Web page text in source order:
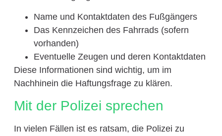
Name und Kontaktdaten des Fußgängers
Das Kennzeichen des Fahrrads (sofern
vorhanden)
Eventuelle Zeugen und deren Kontaktdaten
Diese Informationen sind wichtig, um im
Nachhinein die Haftungsfrage zu klären.
Mit der Polizei sprechen
In vielen Fällen ist es ratsam, die Polizei zu